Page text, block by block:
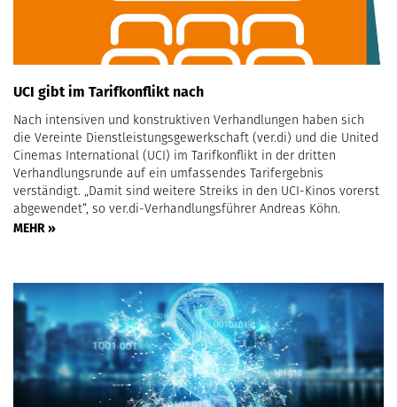
UCI gibt im Tarifkonflikt nach
Nach intensiven und konstruktiven Verhandlungen haben sich
die Vereinte Dienstleistungsgewerkschaft (ver.di) und die United
Cinemas International (UCI) im Tarifkonflikt in der dritten
Verhandlungsrunde auf ein umfassendes Tarifergebnis
verständigt. „Damit sind weitere Streiks in den UCI-Kinos vorerst
abgewendet“, so ver.di-Verhandlungsführer Andreas Köhn.
MEHR »